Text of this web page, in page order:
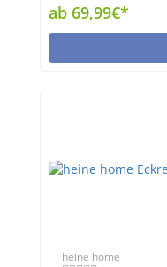
ab 69,99€*
heine home